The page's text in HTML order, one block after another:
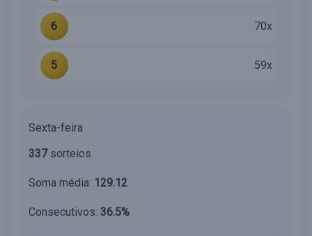
6 70x
5 59x
Sexta-feira
337sorteios
Soma média: 129.12
Consecutivos: 36.5%